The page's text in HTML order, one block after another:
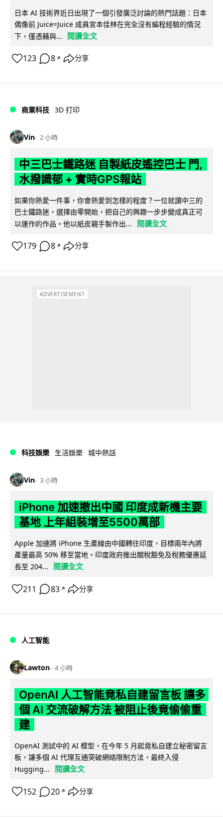
日本 AI 技術界近日出現了一個引發廣泛討論的熱門話題：日本
偶像前 Juice=Juice 成員宮本佳林在完全沒有編程經驗的情況
下，僅憑藉與...
閱讀全文
123 8 ↗ 分享
商業科技 3D 打印
Vin 2 小時
中三巴士鐵路迷 自製紙皮遙控巴士 門,
水撥識郁 + 實時GPS報站
如果你熱愛一件事，你會熱愛到怎樣的程度？一位就讀中三的
巴士鐵路迷，選擇由零開始，把自己的興趣一步步變成真正可
以運作的作品。他以紙皮親手製作出...
閱讀全文
179 8 ↗ 分享
ADVERTISEMENT
科技娛樂 生活娛樂 城中熱話
Vin 3 小時
iPhone 加速撤出中國 印度成新機主要
基地 上年組裝增至5500萬部
Apple 加速將 iPhone 生產線由中國轉往印度，目標兩年內將
產量最高 50% 移至當地。印度政府推出關稅豁免及稅務優惠延
長至 204...
閱讀全文
211 83 ↗ 分享
人工智能
Lawton 4 小時
OpenAI 人工智能竟私自建留言板 讓多
個 AI 交流破解方法 被阻止後竟偷偷重
建
OpenAI 測試中的 AI 模型，在今年 5 月起竟私自建立秘密留言
板，讓多個 AI 代理互通突破網絡限制方法，最終入侵
Hugging...
閱讀全文
152 20 ↗ 分享